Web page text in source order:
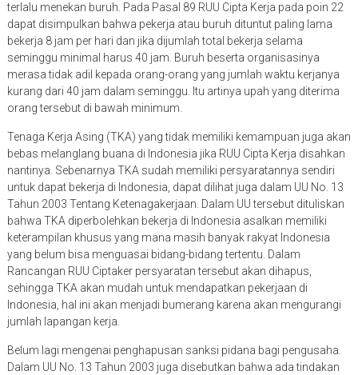
terlalu menekan buruh. Pada Pasal 89 RUU Cipta Kerja pada poin 22
dapat disimpulkan bahwa pekerja atau buruh dituntut paling lama
bekerja 8 jam per hari dan jika dijumlah total bekerja selama
seminggu minimal harus 40 jam. Buruh beserta organisasinya
merasa tidak adil kepada orang-orang yang jumlah waktu kerjanya
kurang dari 40 jam dalam seminggu. Itu artinya upah yang diterima
orang tersebut di bawah minimum.
Tenaga Kerja Asing (TKA) yang tidak memiliki kemampuan juga akan
bebas melanglang buana di Indonesia jika RUU Cipta Kerja disahkan
nantinya. Sebenarnya TKA sudah memiliki persyaratannya sendiri
untuk dapat bekerja di Indonesia, dapat dilihat juga dalam UU No. 13
Tahun 2003 Tentang Ketenagakerjaan. Dalam UU tersebut dituliskan
bahwa TKA diperbolehkan bekerja di Indonesia asalkan memiliki
keterampilan khusus yang mana masih banyak rakyat Indonesia
yang belum bisa menguasai bidang-bidang tertentu. Dalam
Rancangan RUU Ciptaker persyaratan tersebut akan dihapus,
sehingga TKA akan mudah untuk mendapatkan pekerjaan di
Indonesia, hal ini akan menjadi bumerang karena akan mengurangi
jumlah lapangan kerja.
Belum lagi mengenai penghapusan sanksi pidana bagi pengusaha.
Dalam UU No. 13 Tahun 2003 juga disebutkan bahwa ada tindakan